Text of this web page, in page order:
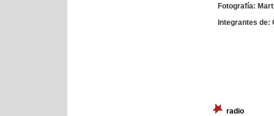
Fotografía:
Integrantes de:
radio